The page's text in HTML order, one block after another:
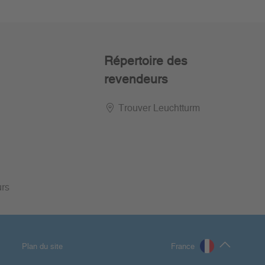
Répertoire des
revendeurs
Trouver Leuchtturm
France
Plan du site